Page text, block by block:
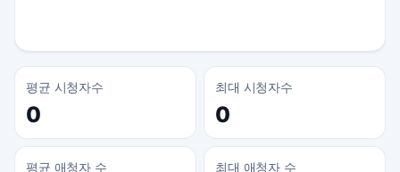
평균 시청자수
0
최대 시청자수
0
평균 애청자 수 최대 애청자 수